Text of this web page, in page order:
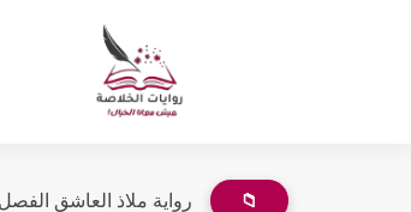
📁 رواية ملاذ العاشق الفصل الرابع